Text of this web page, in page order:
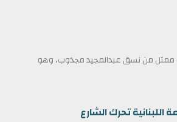
ممثل من نسق عبدالمجيد مجذوب، وهو
تحرك الشارع